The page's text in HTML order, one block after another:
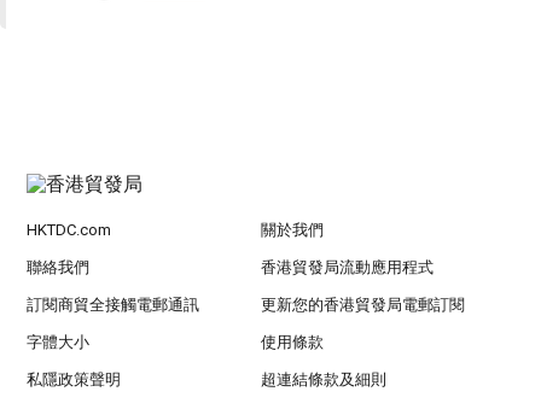
HKTDC.com 關於我們
聯絡我們 香港貿發局流動應用程式
訂閱商貿全接觸電郵通訊 更新您的香港貿發局電郵訂閱
字體大小 使用條款
私隱政策聲明 超連結條款及細則